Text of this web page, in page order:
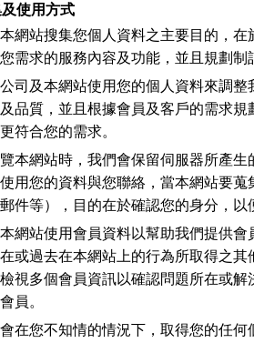
使用方式
網站搜集您個人資料之主要目的，
需求的服務內容及功能，並且規劃
司及本網站使用您的個人資料來調
品質，並且根據會員及客戶的需求
符合您的需求。
本網站時，我們會保留伺服器所產
用您的資料與您聯絡，當本網站要
件等），目的在於確認您的身分，
網站使用會員資料以幫助我們提供
或過去在本網站上的行為所取得之
視多個會員資訊以確認問題所在或
員。
在您不知情的情況下，取得您的任